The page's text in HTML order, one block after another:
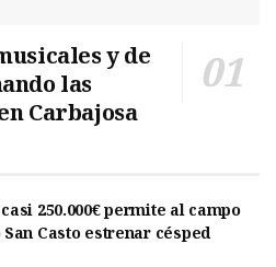
y de
las
Carbajosa
250.000€ permite al campo
Casto estrenar césped